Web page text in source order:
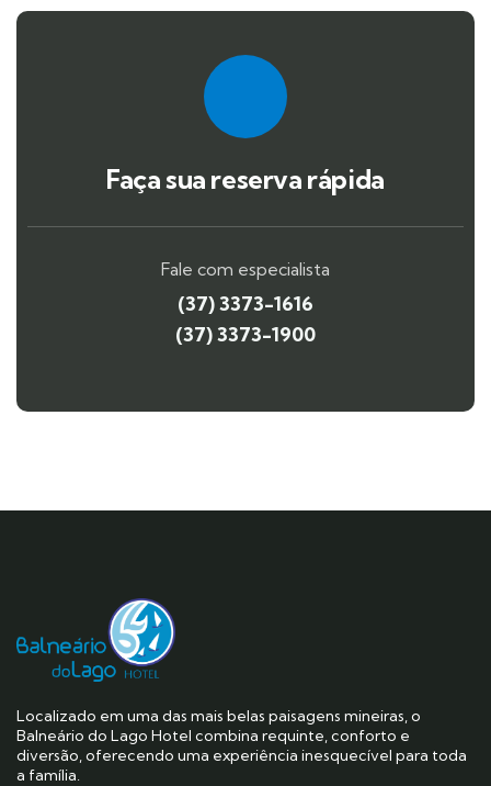
Faça sua reserva rápida
Fale com especialista
(37) 3373-1616
(37) 3373-1900
Localizado em uma das mais belas paisagens mineiras, o
Balneário do Lago Hotel combina requinte, conforto e
diversão, oferecendo uma experiência inesquecível para toda
a família.